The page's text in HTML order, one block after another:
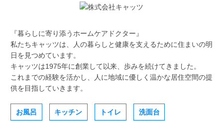
『暮らしに寄り添うホームケアドクター』
私たちキャッツは、人の暮らしと健康を支えるために住まいの明
日を見つめています。
キャッツは1975年に創業して以来、歩みを続けてきました。
これまでの経験を活かし、人に地域に優しく温かな居住空間の提
供を目指していきます。
お風呂 キッチン トイレ 洗面台